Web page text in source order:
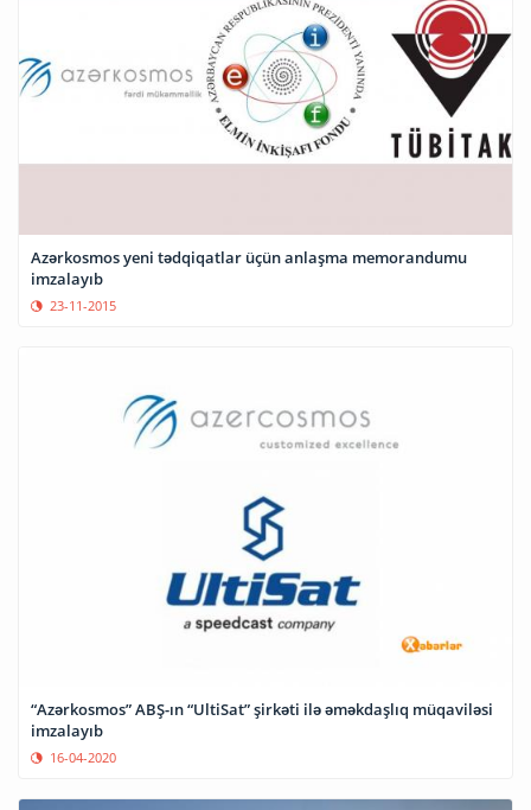
Azərkosmos yeni tədqiqatlar üçün anlaşma memorandumu
imzalayıb
23-11-2015
“Azərkosmos” ABŞ-ın “UltiSat” şirkəti ilə əməkdaşlıq müqaviləsi
imzalayıb
16-04-2020